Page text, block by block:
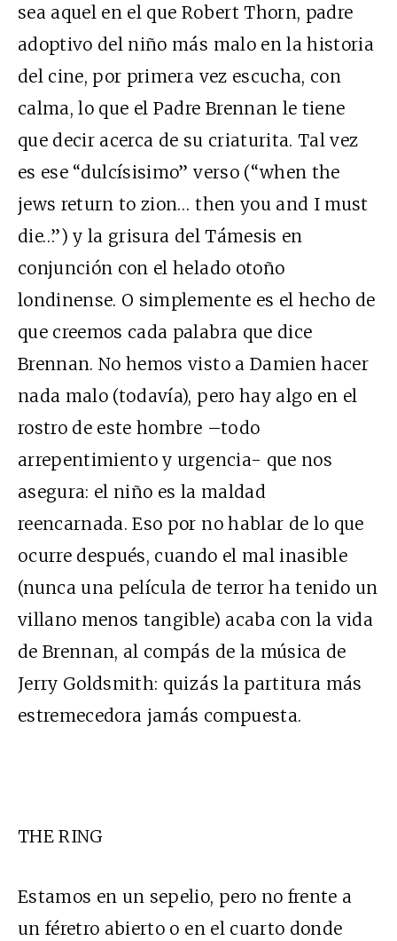
sea aquel en el que Robert Thorn, padre
adoptivo del niño más malo en la historia
del cine, por primera vez escucha, con
calma, lo que el Padre Brennan le tiene
que decir acerca de su criaturita. Tal vez
es ese “dulcísisimo” verso (“when the
jews return to zion… then you and I must
die…”) y la grisura del Támesis en
conjunción con el helado otoño
londinense. O simplemente es el hecho de
que creemos cada palabra que dice
Brennan. No hemos visto a Damien hacer
nada malo (todavía), pero hay algo en el
rostro de este hombre –todo
arrepentimiento y urgencia- que nos
asegura: el niño es la maldad
reencarnada. Eso por no hablar de lo que
ocurre después, cuando el mal inasible
(nunca una película de terror ha tenido un
villano menos tangible) acaba con la vida
de Brennan, al compás de la música de
Jerry Goldsmith: quizás la partitura más
estremecedora jamás compuesta.
THE RING
Estamos en un sepelio, pero no frente a
un féretro abierto o en el cuarto donde